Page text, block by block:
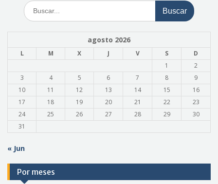
Buscar:
agosto 2026
L M X J V S
D
1
2
3
4 5 6 7 8
9
10
11 12 13 14 15
16
17
18 19 20 21 22
23
24
25 26 27 28 29
30
31
« Jun
Por meses